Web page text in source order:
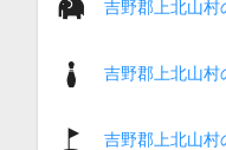
吉野郡上北山村
吉野郡上北山村
吉野郡上北山村